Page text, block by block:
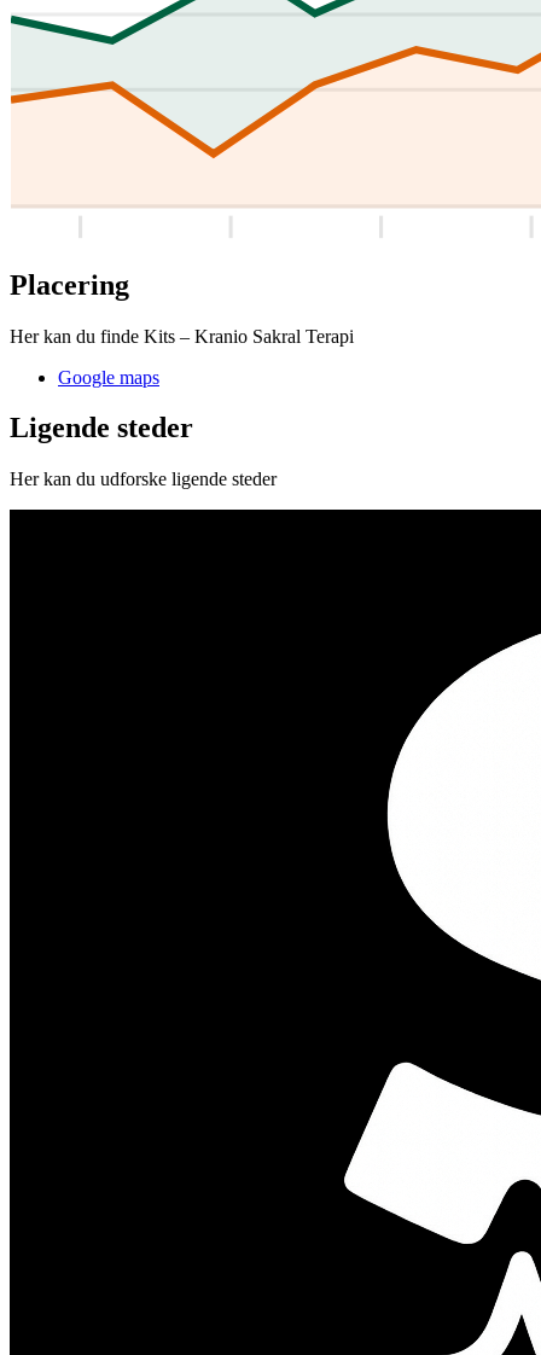
Placering
Her kan du finde Kits – Kranio Sakral Terapi
Google maps
Ligende steder
Her kan du udforske ligende steder